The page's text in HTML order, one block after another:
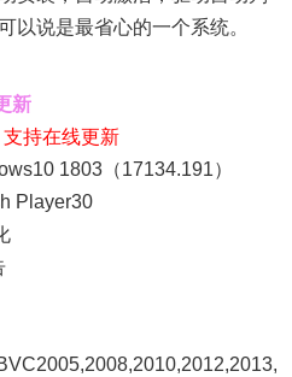
以说是最省心的一个系统。
新
持在线更新
1803（17134.191）
Player30